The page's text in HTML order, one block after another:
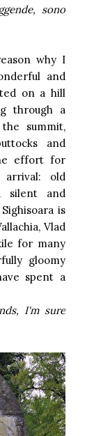
sono
why I
and
on a hill
through a
summit,
and
effort for
old
silent and
is
Vlad
for many
gloomy
spent a
I'm sure